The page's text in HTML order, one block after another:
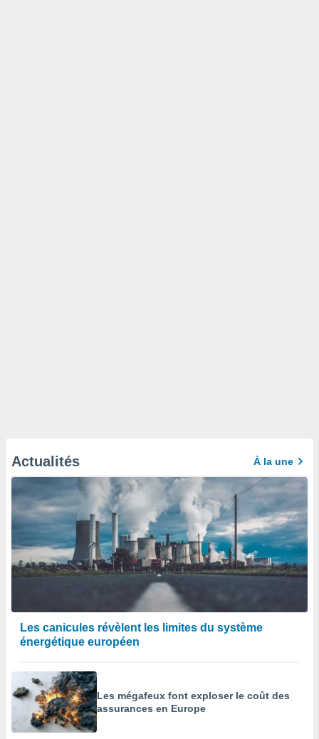
Actualités À la une
Les canicules révèlent les limites du système
énergétique européen
Les mégafeux font exploser le coût des
assurances en Europe